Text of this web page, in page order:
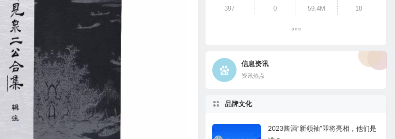
397 0 59.4M 18
信息资讯
资讯热点
品牌文化
2023酱酒“新领袖”即将亮相，他们是